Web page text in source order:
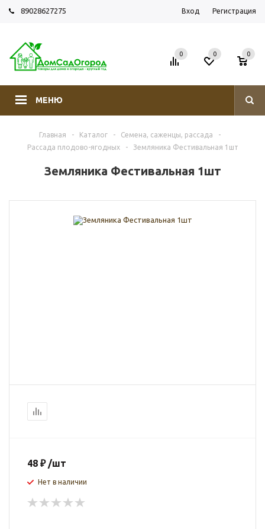
89028627275 Вход Регистрация
МЕНЮ
0 0 0
Главная - Каталог - Семена, саженцы, рассада
-
Рассада плодово-ягодных
- Земляника Фестивальная 1шт
Земляника Фестивальная 1шт
48 ₽ /шт
Нет в наличии